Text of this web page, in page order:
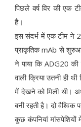
पिछले वर्ष विर की एक
है।
इस संदर्भ में एक टीम ने
प्राकृतिक mAb से
ने पाया कि ADG20
वाली क्रिया उतनी ही
में देखने को मिली थी।
बनी रहती है। दो वैश्विक
कुछ कंपनियां